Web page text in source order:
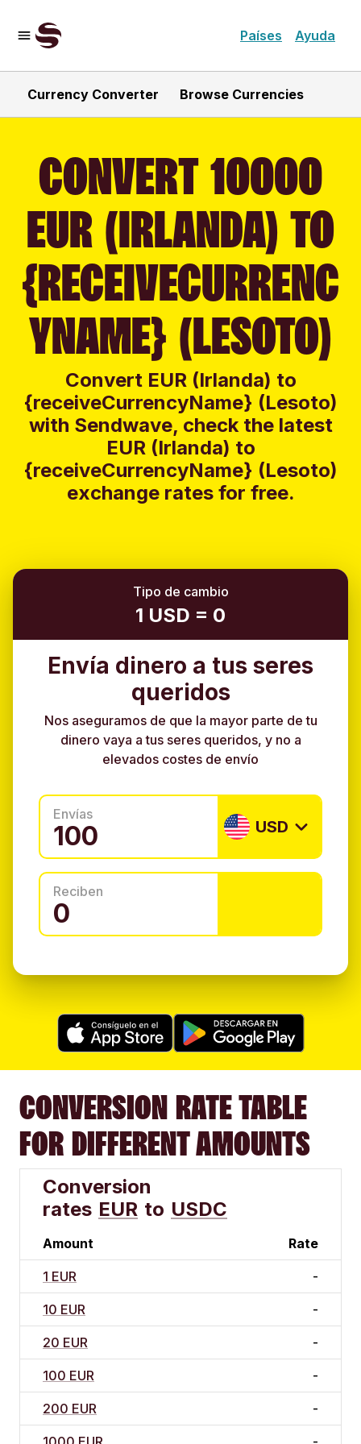
Países Ayuda
Currency Converter Browse Currencies
CONVERT 10000
EUR (IRLANDA) TO
{RECEIVECURRENC
YNAME} (LESOTO)
Convert EUR (Irlanda) to
{receiveCurrencyName} (Lesoto)
with Sendwave, check the latest
EUR (Irlanda) to
{receiveCurrencyName} (Lesoto)
exchange rates for free.
Tipo de cambio
1 USD = 0
Envía dinero a tus seres
queridos
Nos aseguramos de que la mayor parte de tu
dinero vaya a tus seres queridos, y no a
elevados costes de envío
Envías
USD
Reciben
CONVERSION RATE TABLE
FOR DIFFERENT AMOUNTS
Conversion
rates EUR to USDC
Amount Rate
1 EUR -
10 EUR -
20 EUR -
100 EUR -
200 EUR -